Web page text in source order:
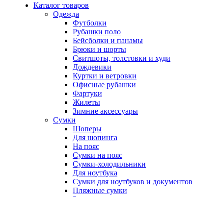
Каталог товаров
Одежда
Футболки
Рубашки поло
Бейсболки и панамы
Брюки и шорты
Свитшоты, толстовки и худи
Дождевики
Куртки и ветровки
Офисные рубашки
Фартуки
Жилеты
Зимние аксессуары
Сумки
Шоперы
Для шопинга
На пояс
Сумки на пояс
Сумки-холодильники
Для ноутбука
Сумки для ноутбуков и документов
Пляжные сумки